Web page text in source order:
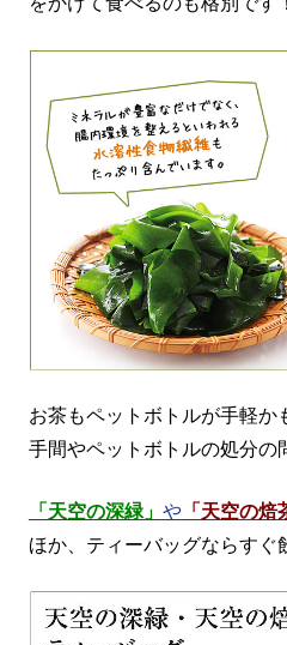
お茶もペットボトルが手軽か
手間やペットボトルの処分の
「天空の深緑」 や「天空の焙
ほか、ティーバッグならすぐ